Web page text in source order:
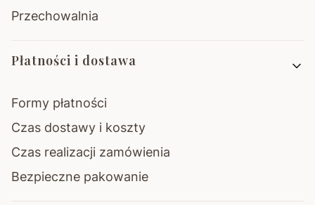
Przechowalnia
Płatności i dostawa
Formy płatności
Czas dostawy i koszty
Czas realizacji zamówienia
Bezpieczne pakowanie